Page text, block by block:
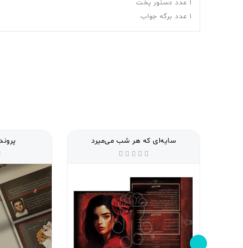
1 عدد دستور پخت
1 عدد برگه جواب
سایه‌ای که هر شب می‌میرد